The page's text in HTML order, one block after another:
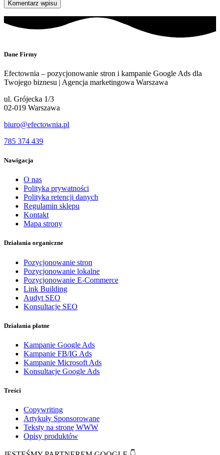
Dane Firmy
Efectownia – pozycjonowanie stron i kampanie Google Ads dla
Twojego biznesu | Agencja marketingowa Warszawa
ul. Grójecka 1/3
02-019 Warszawa
biuro@efectownia.pl
785 374 439
Nawigacja
O nas
Polityka prywatności
Polityka retencji danych
Regulamin sklepu
Kontakt
Mapa strony
Działania organiczne
Pozycjonowanie stron
Pozycjonowanie lokalne
Pozycjonowanie E-Commerce
Link Building
Audyt SEO
Konsultacje SEO
Działania płatne
Kampanie Google Ads
Kampanie FB/IG Ads
Kampanie Microsoft Ads
Konsultacje Google Ads
Treści
Copywriting
Artykuły Sponsorowane
Teksty na stronę WWW
Opisy produktów